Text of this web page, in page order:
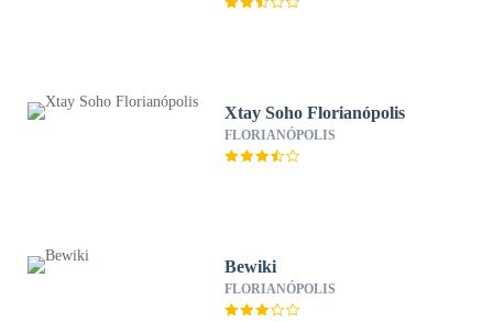
Xtay Soho Florianópolis
FLORIANÓPOLIS
Bewiki
FLORIANÓPOLIS